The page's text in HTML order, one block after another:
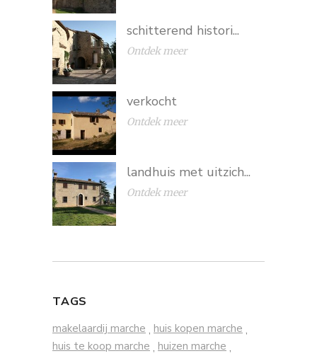
schitterend histori...
Ontdek meer
verkocht
Ontdek meer
landhuis met uitzich...
Ontdek meer
TAGS
makelaardij marche , huis kopen marche ,
huis te koop marche , huizen marche ,